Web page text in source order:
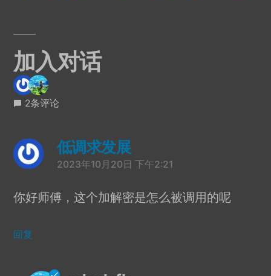
航
加入对话
2条评论
低调求发展
说：
2023年10月20日 下午2:21
你好师傅，这个加解密是怎么被调用的呢
回复